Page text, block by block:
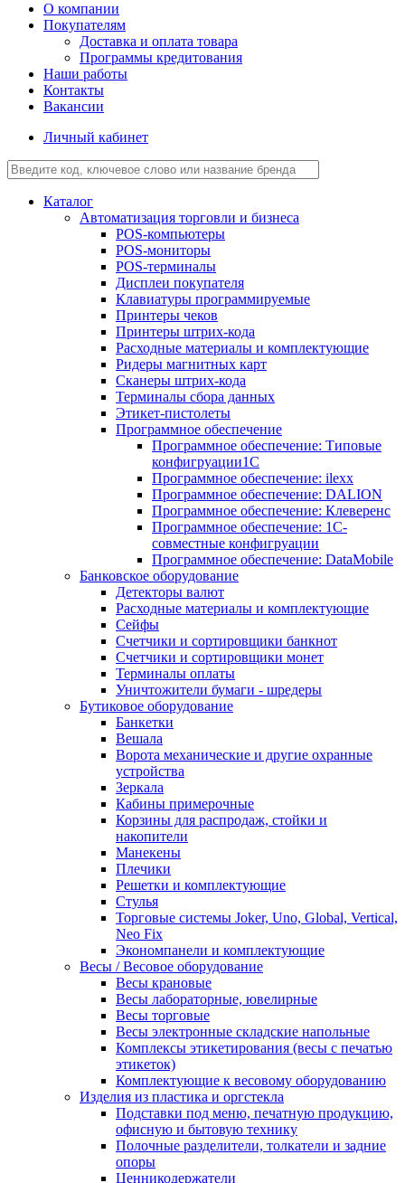
О компании
Покупателям
Доставка и оплата товара
Программы кредитования
Наши работы
Контакты
Вакансии
Личный кабинет
Каталог
Автоматизация торговли и бизнеса
POS-компьютеры
POS-мониторы
POS-терминалы
Дисплеи покупателя
Клавиатуры программируемые
Принтеры чеков
Принтеры штрих-кода
Расходные материалы и комплектующие
Ридеры магнитных карт
Сканеры штрих-кода
Терминалы сбора данных
Этикет-пистолеты
Программное обеспечение
Программное обеспечение: Типовые
конфигруации1С
Программное обеспечение: ilexx
Программное обеспечение: DALION
Программное обеспечение: Клеверенс
Программное обеспечение: 1С-
совместные конфигруации
Программное обеспечение: DataMobile
Банковское оборудование
Детекторы валют
Расходные материалы и комплектующие
Сейфы
Счетчики и сортировщики банкнот
Счетчики и сортировщики монет
Терминалы оплаты
Уничтожители бумаги - шредеры
Бутиковое оборудование
Банкетки
Вешала
Ворота механические и другие охранные
устройства
Зеркала
Кабины примерочные
Корзины для распродаж, стойки и
накопители
Манекены
Плечики
Решетки и комплектующие
Стулья
Торговые системы Joker, Uno, Global, Vertical,
Neo Fix
Экономпанели и комплектующие
Весы / Весовое оборудование
Весы крановые
Весы лабораторные, ювелирные
Весы торговые
Весы электронные складские напольные
Комплексы этикетирования (весы с печатью
этикеток)
Комплектующие к весовому оборудованию
Изделия из пластика и оргстекла
Подставки под меню, печатную продукцию,
офисную и бытовую технику
Полочные разделители, толкатели и задние
опоры
Ценникодержатели